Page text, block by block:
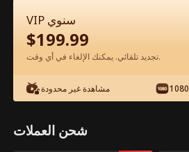
1-50 51-80
VIP سنوي
$199.99
تجديد تلقائي. يمكنك الإلغاء في أي وقت.
مشاهدة غير محدودة
شحن العملات